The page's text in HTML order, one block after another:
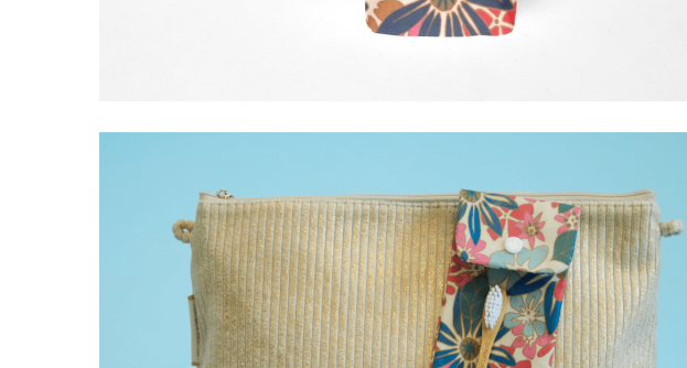
lin doré
29,00 €